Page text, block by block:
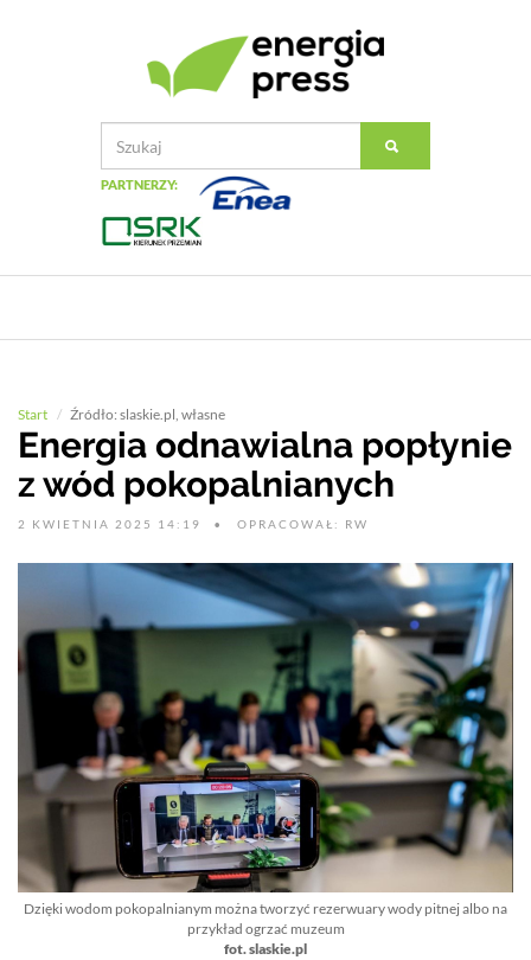
PARTNERZY:
Start Źródło: slaskie.pl, własne
Energia odnawialna popłynie
z wód pokopalnianych
2 KWIETNIA 2025 14:19 OPRACOWAŁ: RW
Dzięki wodom pokopalnianym można tworzyć rezerwuary wody pitnej albo na
przykład ogrzać muzeum
fot. slaskie.pl